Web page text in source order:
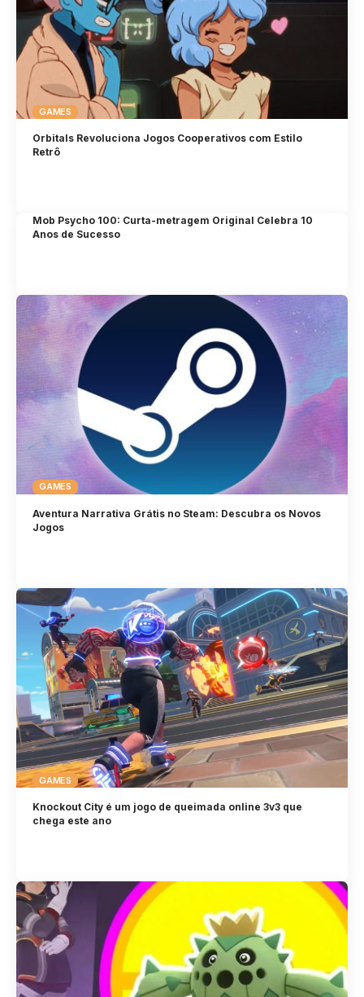
GAMES
Orbitals Revoluciona Jogos Cooperativos com Estilo
Retrô
Mob Psycho 100: Curta-metragem Original Celebra 10
Anos de Sucesso
GAMES
Aventura Narrativa Grátis no Steam: Descubra os Novos
Jogos
GAMES
Knockout City é um jogo de queimada online 3v3 que
chega este ano